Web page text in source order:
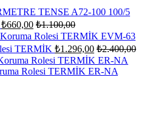
A72-100 100/5
₺660,00 ₺1.100,00
EVM-63
TERMİK ₺1.296,00 ₺2.400,00
Rolesi TERMİK ER-NA